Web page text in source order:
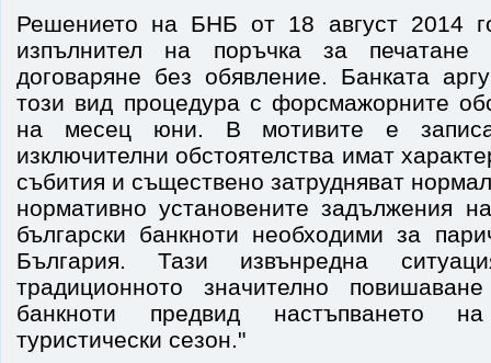
Решението на БНБ от 18 август 2014
изпълнител на поръчка за печатане
договаряне без обявление. Банката
този вид процедура с форсмажорните
на месец юни. В мотивите е
изключителни обстоятелства имат
събития и съществено затрудняват
нормативно установените задължения
български банкноти необходими за
България. Тази извънредна
традиционното значително
банкноти предвид настъпването
туристически сезон."